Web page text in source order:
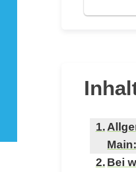
Bei